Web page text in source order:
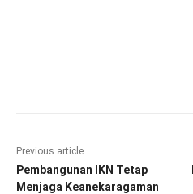
Previous article
Pembangunan IKN Tetap
Menjaga Keanekaragaman